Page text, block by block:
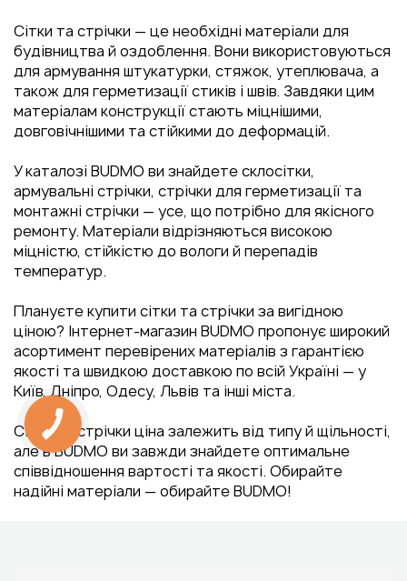
Сітки та стрічки — це необхідні матеріали для
будівництва й оздоблення. Вони використовуються
для армування штукатурки, стяжок, утеплювача, а
також для герметизації стиків і швів. Завдяки цим
матеріалам конструкції стають міцнішими,
довговічнішими та стійкими до деформацій.
У каталозі BUDMO ви знайдете склосітки,
армувальні стрічки, стрічки для герметизації та
монтажні стрічки — усе, що потрібно для якісного
ремонту. Матеріали відрізняються високою
міцністю, стійкістю до вологи й перепадів
температур.
Плануєте купити сітки та стрічки за вигідною
ціною? Інтернет-магазин BUDMO пропонує широкий
асортимент перевірених матеріалів з гарантією
якості та швидкою доставкою по всій Україні — у
Київ, Дніпро, Одесу, Львів та інші міста.
Сітки та стрічки ціна залежить від типу й щільності,
але в BUDMO ви завжди знайдете оптимальне
співвідношення вартості та якості. Обирайте
надійні матеріали — обирайте BUDMO!